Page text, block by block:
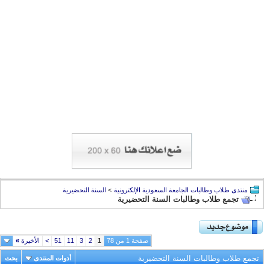
منتدى طلاب وطالبات الجامعة السعودية الإلكترونية > السنة التحضيرية
تجمع طلاب وطالبات السنة التحضيرية
صفحة 1 من 78 1
2
3
11
> الأخيرة »
تجمع طلاب وطالبات السنة التحضيرية أدوات المنتدى بحث